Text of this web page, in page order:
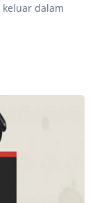
dalam